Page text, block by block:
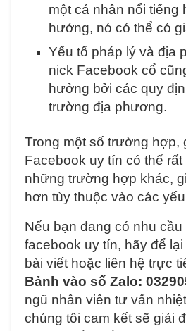
một cá nhân nổi tiếng
hưởng, nó có thể có
Yếu tố pháp lý và địa
nick Facebook cổ
hưởng bởi các quy
trường địa phương.
Trong một số trường hợp,
Facebook uy tín có thể
những trường hợp khác,
hơn tùy thuộc vào các
Nếu bạn đang có nhu cầu
facebook uy tín, hãy để
bài viết hoặc liên hệ trực
Bảnh vào số Zalo:
ngũ nhân viên tư vấn
chúng tôi cam kết sẽ giải